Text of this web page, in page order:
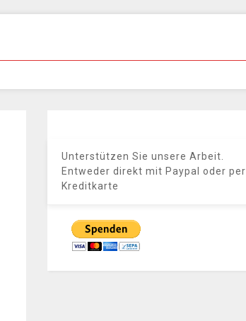
Unterstützen Sie unsere Arbeit.
Entweder direkt mit Paypal oder per
Kreditkarte